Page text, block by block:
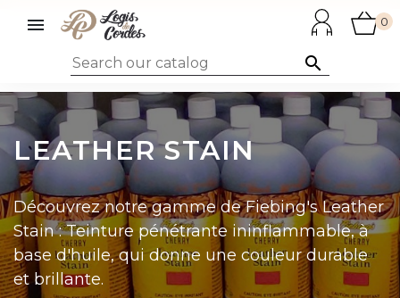


0
LEATHER STAIN
Découvrez notre gamme de Fiebing's Leather
Stain : Teinture pénétrante ininflammable, à
base d'huile, qui donne une couleur durable
et brillante.